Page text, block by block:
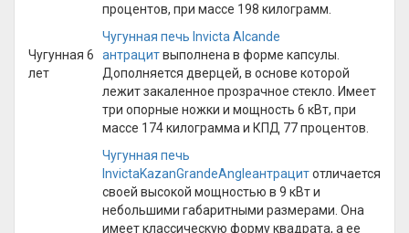
Чугунная 6
лет
процентов, при массе 198 килограмм.
Чугунная печь Invicta Alcande
антрацитвыполнена в форме капсулы.
Дополняется дверцей, в основе которой
лежит закаленное прозрачное стекло. Имеет
три опорные ножки и мощность 6 кВт, при
массе 174 килограмма и КПД 77 процентов.
Чугунная печь
InvictaKazanGrandeAngleантрацитотличается
своей высокой мощностью в 9 кВт и
небольшими габаритными размерами. Она
имеет классическую форму квадрата, а ее